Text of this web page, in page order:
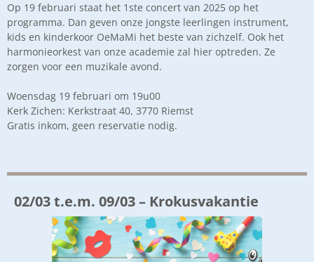
Op 19 februari staat het 1ste concert van 2025 op het
programma. Dan geven onze jongste leerlingen instrument,
kids en kinderkoor OeMaMi het beste van zichzelf. Ook het
harmonieorkest van onze academie zal hier optreden. Ze
zorgen voor een muzikale avond.
Woensdag 19 februari om 19u00
Kerk Zichen: Kerkstraat 40, 3770 Riemst
Gratis inkom, geen reservatie nodig.
02/03 t.e.m. 09/03 – Krokusvakantie